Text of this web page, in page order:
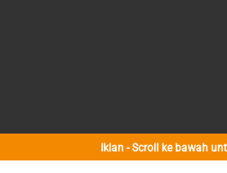
Iklan - Scroll ke bawah